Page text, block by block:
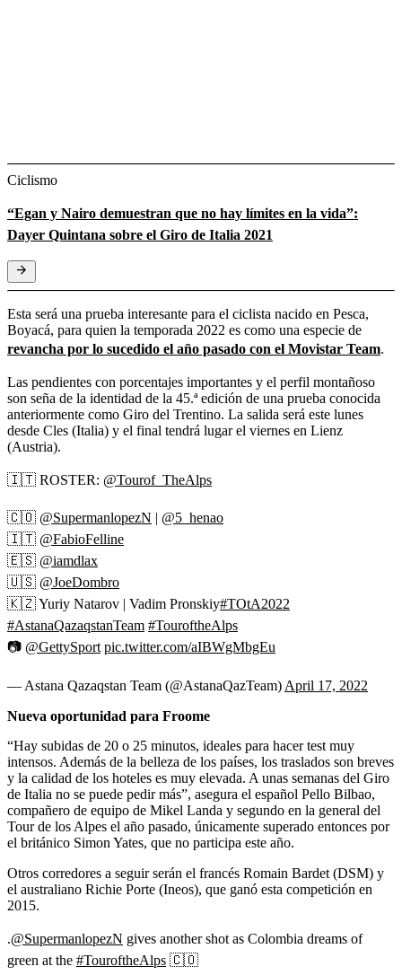
Ciclismo
“Egan y Nairo demuestran que no hay límites en la vida”:
Dayer Quintana sobre el Giro de Italia 2021
Esta será una prueba interesante para el ciclista nacido en Pesca,
Boyacá, para quien la temporada 2022 es como una especie de
revancha por lo sucedido el año pasado con el Movistar Team.
Las pendientes con porcentajes importantes y el perfil montañoso
son seña de la identidad de la 45.ª edición de una prueba conocida
anteriormente como Giro del Trentino. La salida será este lunes
desde Cles (Italia) y el final tendrá lugar el viernes en Lienz
(Austria).
🇮🇹 ROSTER: @Tourof_TheAlps
🇨🇴 @SupermanlopezN | @5_henao
🇮🇹 @FabioFelline
🇪🇸 @iamdlax
🇺🇸 @JoeDombro
🇰🇿 Yuriy Natarov | Vadim Pronskiy#TOtA2022
#AstanaQazaqstanTeam #TouroftheAlps
📷 @GettySport pic.twitter.com/aIBWgMbgEu
— Astana Qazaqstan Team (@AstanaQazTeam) April 17, 2022
Nueva oportunidad para Froome
“Hay subidas de 20 o 25 minutos, ideales para hacer test muy
intensos. Además de la belleza de los países, los traslados son breves
y la calidad de los hoteles es muy elevada. A unas semanas del Giro
de Italia no se puede pedir más”, asegura el español Pello Bilbao,
compañero de equipo de Mikel Landa y segundo en la general del
Tour de los Alpes el año pasado, únicamente superado entonces por
el británico Simon Yates, que no participa este año.
Otros corredores a seguir serán el francés Romain Bardet (DSM) y
el australiano Richie Porte (Ineos), que ganó esta competición en
2015.
.@SupermanlopezN gives another shot as Colombia dreams of
green at the #TouroftheAlps 🇨🇴